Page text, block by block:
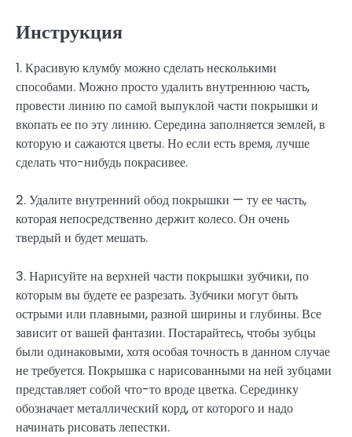
Инструкция
1. Красивую клумбу можно сделать несколькими
способами. Можно просто удалить внутреннюю часть,
провести линию по самой выпуклой части покрышки и
вкопать ее по эту линию. Середина заполняется землей, в
которую и сажаются цветы. Но если есть время, лучше
сделать что-нибудь покрасивее.
2. Удалите внутренний обод покрышки — ту ее часть,
которая непосредственно держит колесо. Он очень
твердый и будет мешать.
3. Нарисуйте на верхней части покрышки зубчики, по
которым вы будете ее разрезать. Зубчики могут быть
острыми или плавными, разной ширины и глубины. Все
зависит от вашей фантазии. Постарайтесь, чтобы зубцы
были одинаковыми, хотя особая точность в данном случае
не требуется. Покрышка с нарисованными на ней зубцами
представляет собой что-то вроде цветка. Серединку
обозначает металлический корд, от которого и надо
начинать рисовать лепестки.